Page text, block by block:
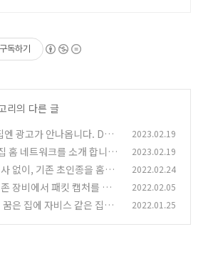
구독하기
리의 다른 글
광고가 안나옵니다. DNS
2023.02.19
홈 네트워크를 소개 합니
2023.02.19
2022.02.24
장비에서 패킷 캡처를 해
2022.02.05
은 집에 자비스 같은 집사
2022.01.25